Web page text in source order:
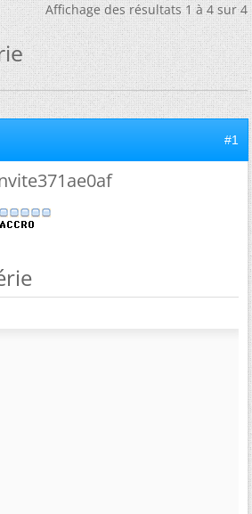
Affichage des résultats 1 à 4 sur 4
#1